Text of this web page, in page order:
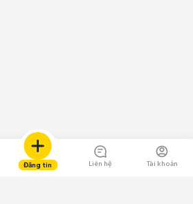
Đăng tin Liên hệ Tài khoản